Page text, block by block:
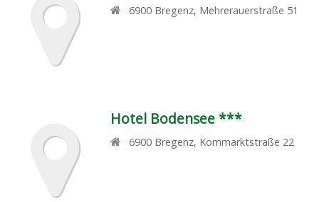
6900 Bregenz, Mehrerauerstraße 51
Hotel Bodensee ***
6900 Bregenz, Kornmarktstraße 22